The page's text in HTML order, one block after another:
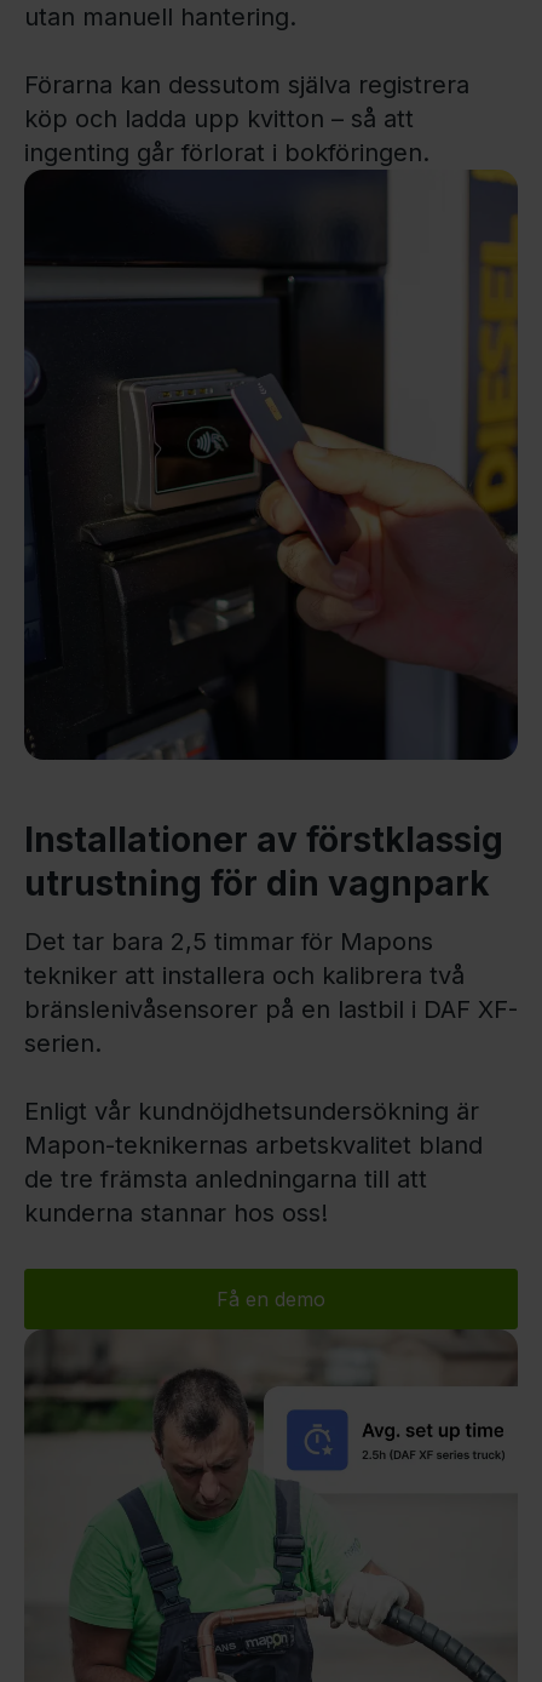
utan manuell hantering.
Förarna kan dessutom själva registrera
köp och ladda upp kvitton – så att
ingenting går förlorat i bokföringen.
Installationer av förstklassig
utrustning för din vagnpark
Det tar bara 2,5 timmar för Mapons
tekniker att installera och kalibrera två
bränslenivåsensorer på en lastbil i DAF XF-
serien.
Enligt vår kundnöjdhetsundersökning är
Mapon-teknikernas arbetskvalitet bland
de tre främsta anledningarna till att
kunderna stannar hos oss!
Få en demo